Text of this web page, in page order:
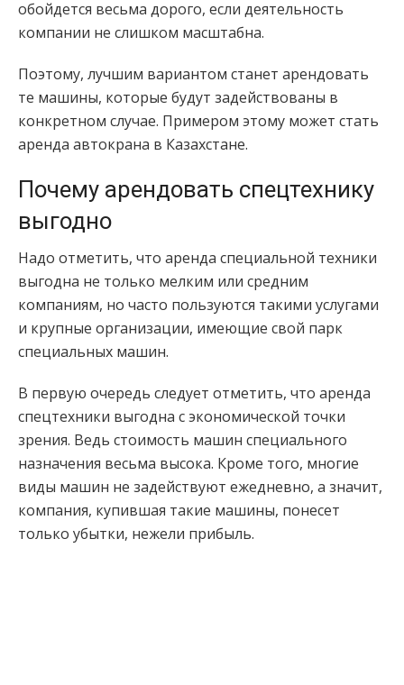
обойдется весьма дорого, если деятельность
компании не слишком масштабна.
Поэтому, лучшим вариантом станет арендовать
те машины, которые будут задействованы в
конкретном случае. Примером этому может стать
аренда автокрана в Казахстане.
Почему арендовать спецтехнику
выгодно
Надо отметить, что аренда специальной техники
выгодна не только мелким или средним
компаниям, но часто пользуются такими услугами
и крупные организации, имеющие свой парк
специальных машин.
В первую очередь следует отметить, что аренда
спецтехники выгодна с экономической точки
зрения. Ведь стоимость машин специального
назначения весьма высока. Кроме того, многие
виды машин не задействуют ежедневно, а значит,
компания, купившая такие машины, понесет
только убытки, нежели прибыль.